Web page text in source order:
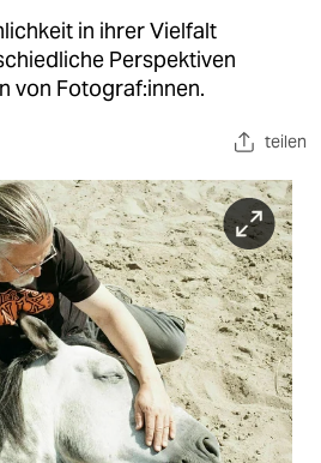
in ihrer Vielfalt
Perspektiven
von Fotograf:innen.
teilen